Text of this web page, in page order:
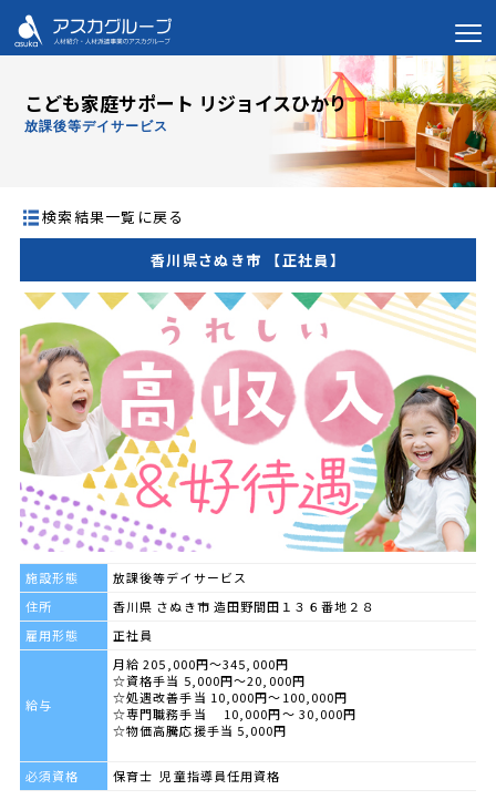
こども家庭サポート リジョイスひかり
放課後等デイサービス
検索結果一覧に戻る
香川県さぬき市 【正社員】
施設形態
放課後等デイサービス
住所
香川県 さぬき市 造田野間田１３６番地２８
雇用形態
正社員
給与
月給 205,000円～345,000円
☆資格手当 5,000円〜20,000円
☆処遇改善手当 10,000円〜100,000円
☆専門職務手当 10,000円〜 30,000円
☆物価高騰応援手当 5,000円
必須資格 保育士 児童指導員任用資格